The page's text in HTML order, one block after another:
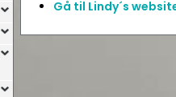
Gå til Lindy´s